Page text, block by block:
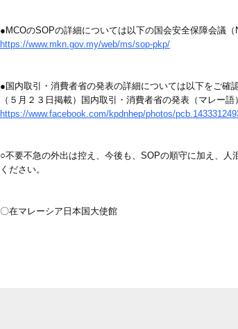
●MCOのSOPの詳細については以下の国会安全保障会議（
https://www.mkn.gov.my/web/ms/sop-pkp/
●国内取引・消費者省の発表の詳細については以下をご確
（５月２３日掲載）国内取引・消費者省の発表（マレー語）
https://www.facebook.com/kpdnhep/photos/
○不要不急の外出は控え、今後も、SOPの順守に加え、
ください。
〇在マレーシア日本国大使館